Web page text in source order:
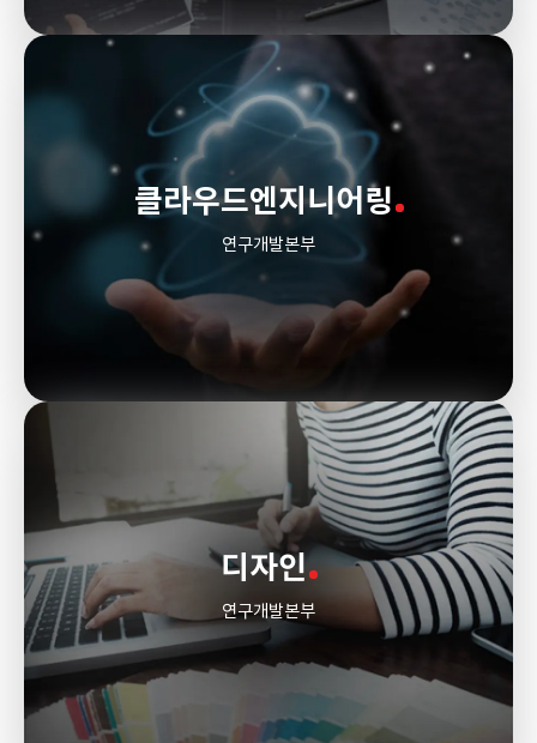
클라우드엔지니어링
연구개발본부
디자인
연구개발본부